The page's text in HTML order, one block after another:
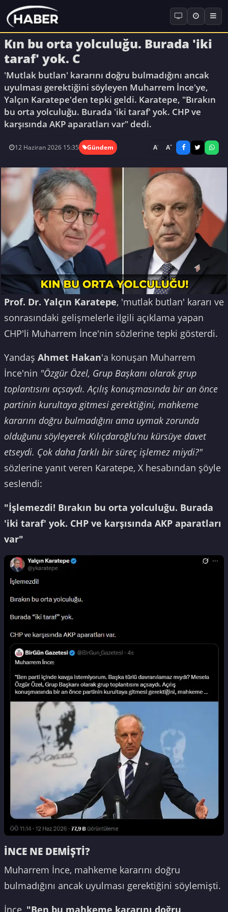
Kın bu orta yolculuğu. Burada 'iki
taraf' yok. C
'Mutlak butlan' kararını doğru bulmadığını ancak
uyulması gerektiğini söyleyen Muharrem İnce'ye,
Yalçın Karatepe'den tepki geldi. Karatepe, "Bırakın
bu orta yolculuğu. Burada 'iki taraf' yok. CHP ve
karşısında AKP aparatları var" dedi.
12 Haziran 2026 15:35 Gündem A- A+
Prof. Dr. Yalçın Karatepe, 'mutlak butlan' kararı ve
sonrasındaki gelişmelerle ilgili açıklama yapan
CHP'li Muharrem İnce'nin sözlerine tepki gösterdi.
Yandaş Ahmet Hakan'a konuşan Muharrem
İnce'nin "Özgür Özel, Grup Başkanı olarak grup
toplantısını açsaydı. Açılış konuşmasında bir an önce
partinin kurultaya gitmesi gerektiğini, mahkeme
kararını doğru bulmadığını ama uymak zorunda
olduğunu söyleyerek Kılıçdaroğlu’nu kürsüye davet
etseydi. Çok daha farklı bir süreç işlemez miydi?"
sözlerine yanıt veren Karatepe, X hesabından şöyle
seslendi:
"İşlemezdi! Bırakın bu orta yolculuğu. Burada
'iki taraf' yok. CHP ve karşısında AKP aparatları
var"
İNCE NE DEMİŞTİ?
Muharrem İnce, mahkeme kararını doğru
bulmadığını ancak uyulması gerektiğini söylemişti.